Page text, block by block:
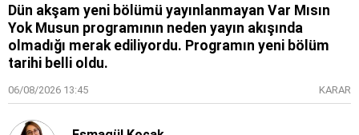
Dün akşam yeni bölümü yayınlanmayan Var Mısın
Yok Musun programının neden yayın akışında
olmadığı merak ediliyordu. Programın yeni bölüm
tarihi belli oldu.
06/08/2026 13:45 KARAR